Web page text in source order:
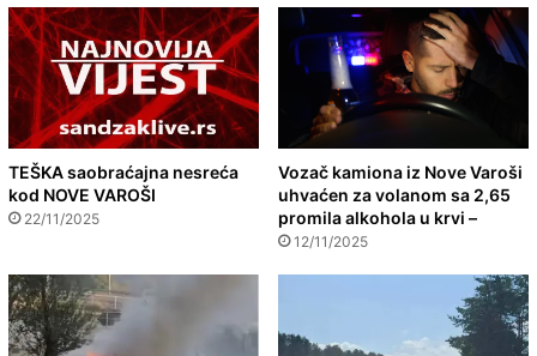
TEŠKA saobraćajna nesreća
kod NOVE VAROŠI
22/11/2025
Vozač kamiona iz Nove Varoši
uhvaćen za volanom sa 2,65
promila alkohola u krvi –
12/11/2025